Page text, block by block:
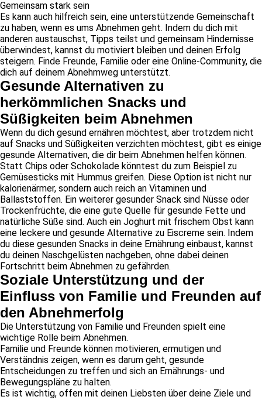
Gemeinsam stark sein
Es kann auch hilfreich sein, eine unterstützende Gemeinschaft
zu haben, wenn es ums Abnehmen geht. Indem du dich mit
anderen austauschst, Tipps teilst und gemeinsam Hindernisse
überwindest, kannst du motiviert bleiben und deinen Erfolg
steigern. Finde Freunde, Familie oder eine Online-Community, die
dich auf deinem Abnehmweg unterstützt.
Gesunde Alternativen zu
herkömmlichen Snacks und
Süßigkeiten beim Abnehmen
Wenn du dich gesund ernähren möchtest, aber trotzdem nicht
auf Snacks und Süßigkeiten verzichten möchtest, gibt es einige
gesunde Alternativen, die dir beim Abnehmen helfen können.
Statt Chips oder Schokolade könntest du zum Beispiel zu
Gemüsesticks mit Hummus greifen. Diese Option ist nicht nur
kalorienärmer, sondern auch reich an Vitaminen und
Ballaststoffen. Ein weiterer gesunder Snack sind Nüsse oder
Trockenfrüchte, die eine gute Quelle für gesunde Fette und
natürliche Süße sind. Auch ein Joghurt mit frischem Obst kann
eine leckere und gesunde Alternative zu Eiscreme sein. Indem
du diese gesunden Snacks in deine Ernährung einbaust, kannst
du deinen Naschgelüsten nachgeben, ohne dabei deinen
Fortschritt beim Abnehmen zu gefährden.
Soziale Unterstützung und der
Einfluss von Familie und Freunden auf
den Abnehmerfolg
Die Unterstützung von Familie und Freunden spielt eine
wichtige Rolle beim Abnehmen.
Familie und Freunde können motivieren, ermutigen und
Verständnis zeigen, wenn es darum geht, gesunde
Entscheidungen zu treffen und sich an Ernährungs- und
Bewegungspläne zu halten.
Es ist wichtig, offen mit deinen Liebsten über deine Ziele und